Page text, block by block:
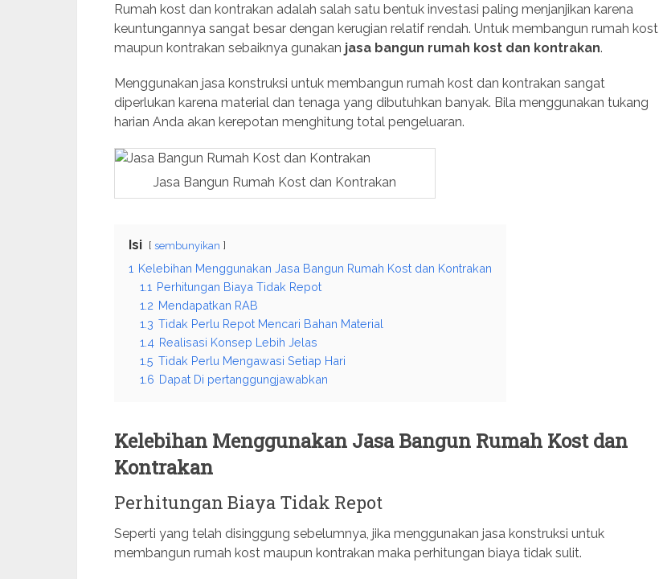
Rumah kost dan kontrakan adalah salah satu bentuk investasi paling menjanjikan karena
keuntungannya sangat besar dengan kerugian relatif rendah. Untuk membangun rumah kost
maupun kontrakan sebaiknya gunakan jasa bangun rumah kost dan kontrakan.
Menggunakan jasa konstruksi untuk membangun rumah kost dan kontrakan sangat
diperlukan karena material dan tenaga yang dibutuhkan banyak. Bila menggunakan tukang
harian Anda akan kerepotan menghitung total pengeluaran.
Jasa Bangun Rumah Kost dan Kontrakan
Isi sembunyikan
1 Kelebihan Menggunakan Jasa Bangun Rumah Kost dan Kontrakan
1.1 Perhitungan Biaya Tidak Repot
1.2 Mendapatkan RAB
1.3 Tidak Perlu Repot Mencari Bahan Material
1.4 Realisasi Konsep Lebih Jelas
1.5 Tidak Perlu Mengawasi Setiap Hari
1.6 Dapat Di pertanggungjawabkan
Kelebihan Menggunakan Jasa Bangun Rumah Kost dan
Kontrakan
Perhitungan Biaya Tidak Repot
Seperti yang telah disinggung sebelumnya, jika menggunakan jasa konstruksi untuk
membangun rumah kost maupun kontrakan maka perhitungan biaya tidak sulit.